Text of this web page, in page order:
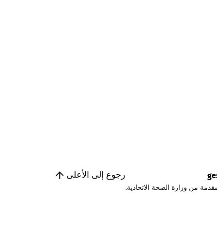
رجوع إلى الأعلى
من وزارة الصحة الاتحادية.